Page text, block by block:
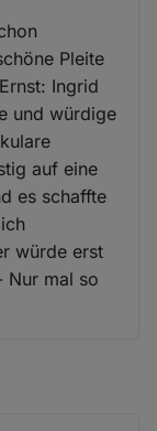
Pleite
Ingrid
und würdige
auf eine
es schaffte
würde erst
Nur mal so